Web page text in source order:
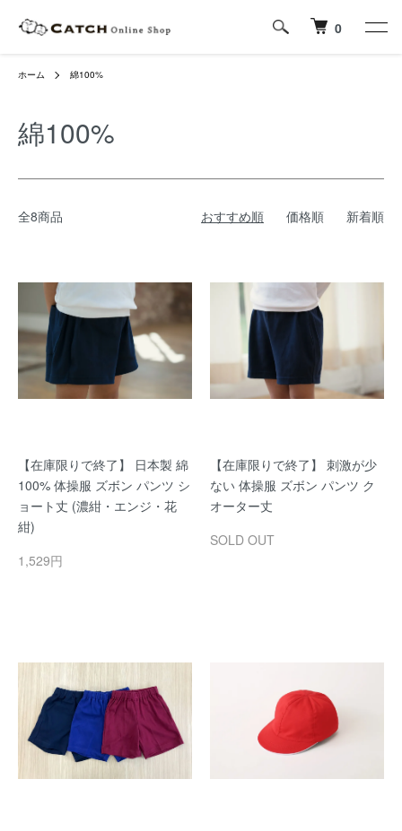
0
ホーム 綿100%
綿100%
全8商品 おすすめ順 価格順 新着順
【在庫限りで終了】 日本製 綿
100% 体操服 ズボン パンツ シ
ョート丈 (濃紺・エンジ・花
紺)
1,529円
【在庫限りで終了】 刺激が少
ない 体操服 ズボン パンツ ク
オーター丈
SOLD OUT